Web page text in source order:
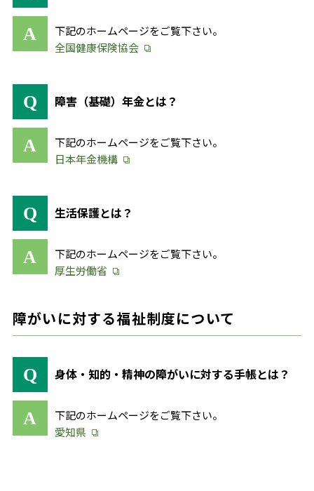
下記のホームページをご覧下さい。
全国健康保険協会
障害（基礎）年金とは？
下記のホームページをご覧下さい。
日本年金機構
生活保護とは？
下記のホームページをご覧下さい。
厚生労働省
障がいに対する福祉制度について
身体・知的・精神の障がいに対する手帳とは？
下記のホームページをご覧下さい。
愛知県